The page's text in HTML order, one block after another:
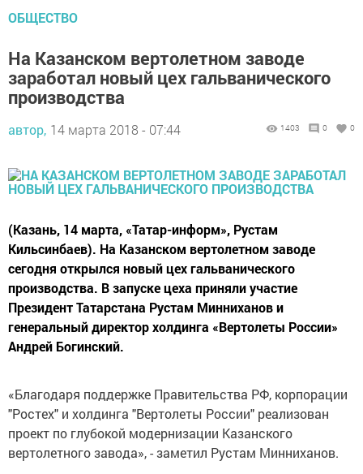
ОБЩЕСТВО
На Казанском вертолетном заводе
заработал новый цех гальванического
производства
автор, 14 марта 2018 - 07:44 1403 0 0
(Казань, 14 марта, «Татар-информ», Рустам
Кильсинбаев). На Казанском вертолетном заводе
сегодня открылся новый цех гальванического
производства. В запуске цеха приняли участие
Президент Татарстана Рустам Минниханов и
генеральный директор холдинга «Вертолеты России»
Андрей Богинский.
«Благодаря поддержке Правительства РФ, корпорации
"Ростех" и холдинга "Вертолеты России" реализован
проект по глубокой модернизации Казанского
вертолетного завода», - заметил Рустам Минниханов.